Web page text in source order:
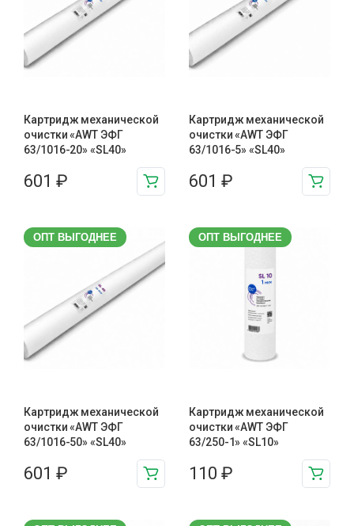
Картридж механической
очистки «AWT ЭФГ
63/1016-20» «SL40»
601 ₽
Картридж механической
очистки «AWT ЭФГ
63/1016-5» «SL40»
601 ₽
ОПТ ВЫГОДНЕЕ
Картридж механической
очистки «AWT ЭФГ
63/1016-50» «SL40»
601 ₽
ОПТ ВЫГОДНЕЕ
Картридж механической
очистки «AWT ЭФГ
63/250-1» «SL10»
110 ₽